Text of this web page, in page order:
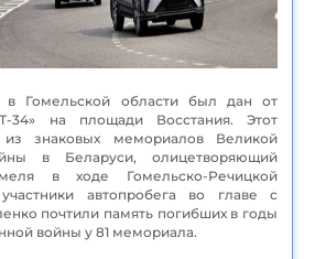
в Гомельской области был дан от
34» на площади Восстания. Этот
знаковых мемориалов Великой
в Беларуси, олицетворяющий
в ходе Гомельско-Речицкой
автопробега во главе с
почтили память погибших в годы
войны у 81 мемориала.